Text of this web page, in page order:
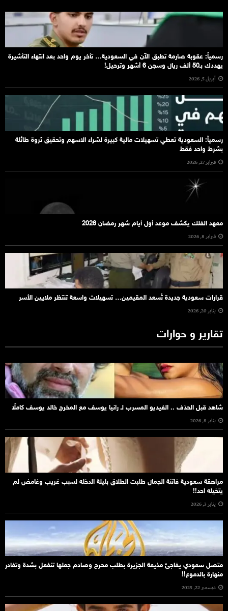
رسمياً: عقوبة صارمة تطبق الآن في السعودية… تأخر يوم واحد بعد انتهاء التأشيرة
يهددك بـ50 ألف ريال وسجن 6 أشهر وترحيل!
أبريل 5, 2026
رسمياً: السعودية تعطي تسهيلات مالية كبيرة لشراء الاسهم وتحقيق ثروة طائلة
بشرط واحد فقط
فبراير 27, 2026
معهد الفلك يكشف موعد أول أيام شهر رمضان 2026
فبراير 8, 2026
قرارات سعودية جديدة تُسعد المقيمين… تسهيلات واسعة تنتظر ملايين الأسر
يناير 20, 2026
تقارير و حوارات
شاهد قبل الحذف .. الفيديو المسرب لـ رانيا يوسف مع المخرج خالد يوسف كاملًا
يناير 8, 2026
مراهقة سعودية فاتنة الجمال طلبت الطلاق بليلة الدخله لسبب غريب وغامض لم
يتخيله احد!!
يناير 3, 2026
متصل سعودي يفاجئ مذيعة الجزيرة بطلب محرج وصادم جعلها تنفعل بشدة وتغادر
منهارة بالدموع!!
ديسمبر 22, 2025